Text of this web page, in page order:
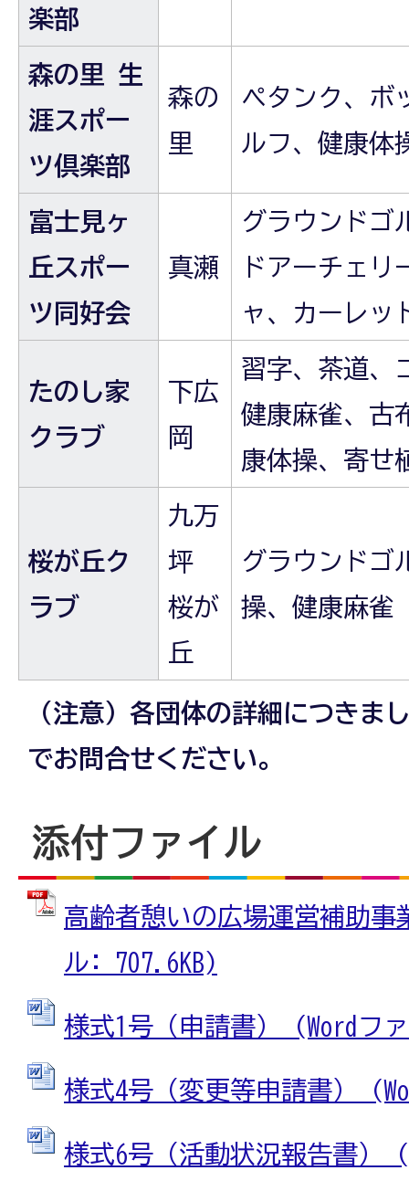
楽部
森の里 生
涯スポー
ツ倶楽部
森の
里
ペタンク、ボ
ルフ、健康体
富士見ヶ
丘スポー
ツ同好会
真瀬
グラウンドゴ
ドアーチェリ
ャ、カーレッ
たのし家
クラブ
下広
岡
習字、茶道、
健康麻雀、古
康体操、寄せ
桜が丘ク
ラブ
九万
坪
桜が
丘
グラウンドゴ
操、健康麻雀
（注意）各団体の詳細につきま
でお問合せください。
添付ファイル
高齢者憩いの広場運営補助事
ル: 707.6KB)
様式1号（申請書） (Wordフ
様式4号（変更等申請書）
様式6号（活動状況報告書）